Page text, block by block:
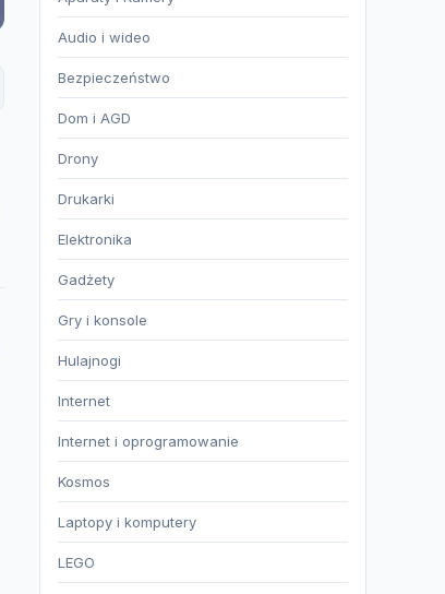
Audio i wideo
Bezpieczeństwo
Dom i AGD
Drony
Drukarki
Elektronika
Gadżety
Gry i konsole
Hulajnogi
Internet
Internet i oprogramowanie
Kosmos
Laptopy i komputery
LEGO